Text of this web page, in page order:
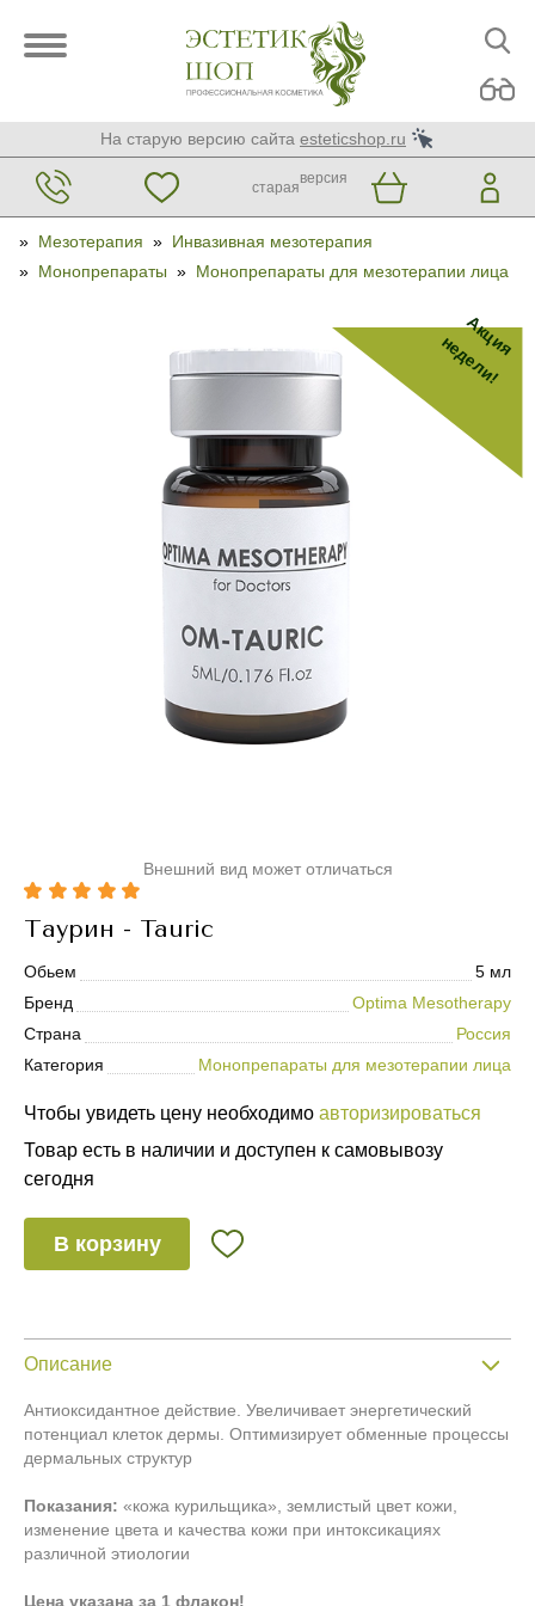
На старую версию сайта esteticshop.ru
старая
версия
» Мезотерапия » Инвазивная мезотерапия
» Монопрепараты » Монопрепараты для мезотерапии лица
Акция
недели!
Внешний вид может отличаться
Таурин - Tauric
Обьем
5 мл
Бренд
Optima Mesotherapy
Страна
Россия
Категория
Монопрепараты для мезотерапии лица
Чтобы увидеть цену необходимо авторизироваться
Товар есть в наличии и доступен к самовывозу
сегодня
В корзину
Описание
Антиоксидантное действие. Увеличивает энергетический
потенциал клеток дермы. Оптимизирует обменные процессы
дермальных структур
Показания: «кожа курильщика», землистый цвет кожи,
изменение цвета и качества кожи при интоксикациях
различной этиологии
Цена указана за 1 флакон!